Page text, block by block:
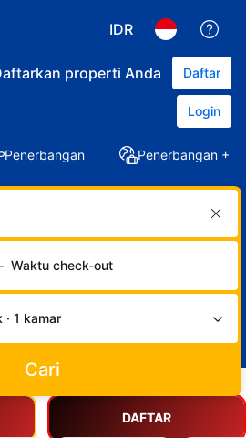
IDR
properti Anda Daftar
Login
Penerbangan Penerbangan +
Waktu check-out
1 kamar
Cari
DAFTAR